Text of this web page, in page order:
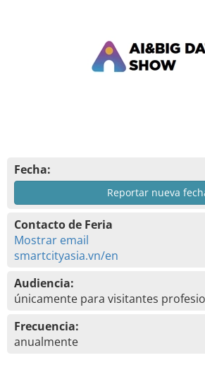
Fecha:
Reportar nueva
Contacto de Feria
Mostrar email
smartcityasia.vn/en
Audiencia:
únicamente para visitantes
Frecuencia:
anualmente